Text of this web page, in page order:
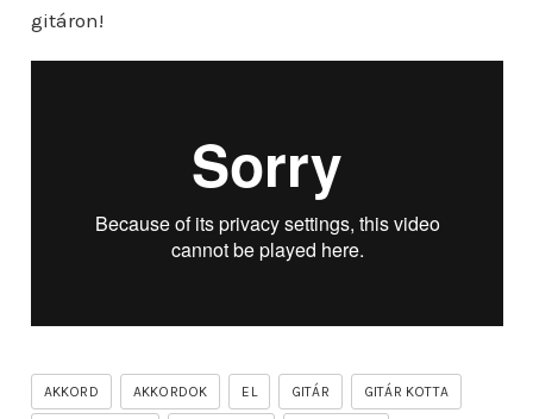
gitáron!
AKKORD AKKORDOK EL GITÁR GITÁR KOTTA